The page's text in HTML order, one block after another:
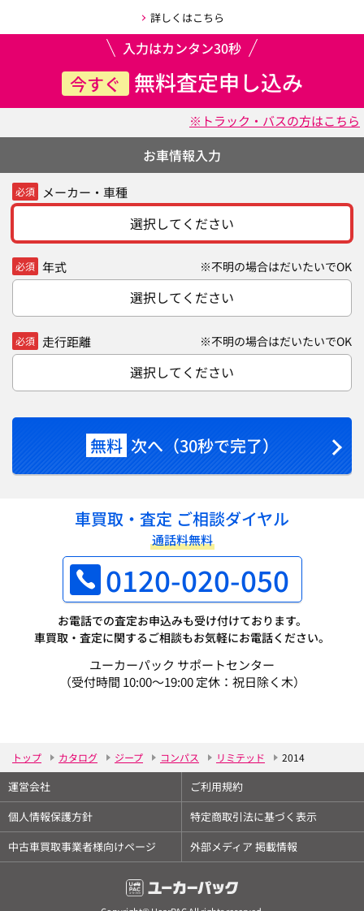
詳しくはこちら
入力はカンタン30秒
今すぐ 無料査定申し込み
※トラック・バスの方はこちら
お車情報入力
必須 メーカー・車種
選択してください
必須 年式 ※不明の場合はだいたいでOK
選択してください
必須 走行距離 ※不明の場合はだいたいでOK
選択してください
無料 次へ（30秒で完了）
車買取・査定 ご相談ダイヤル
通話料無料
0120-020-050
お電話での査定お申込みも受け付けております。
車買取・査定に関するご相談もお気軽にお電話ください。
ユーカーパック サポートセンター
（受付時間 10:00～19:00 定休：祝日除く木）
トップ カタログ ジープ コンパス リミテッド 2014
運営会社
ご利用規約
個人情報保護方針
特定商取引法に基づく表示
中古車買取事業者様向けページ
外部メディア 掲載情報